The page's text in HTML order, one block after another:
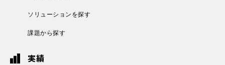
ソリューションを探す
課題から探す
実績